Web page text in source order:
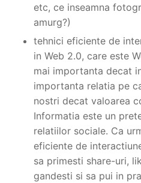
etc, ce inseamna
amurg?)
tehnici eficiente de
in Web 2.0, care este
mai importanta decat
importanta relatia pe
nostri decat valoarea
Informatia este un
relatiilor sociale. Ca
eficiente de
sa primesti share-uri,
gandesti si sa pui in